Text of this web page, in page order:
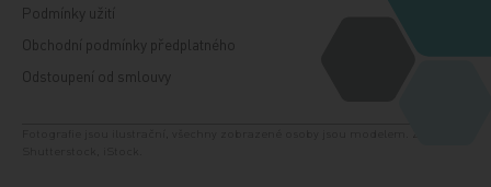
Podmínky užití
Obchodní podmínky předplatného
Odstoupení od smlouvy